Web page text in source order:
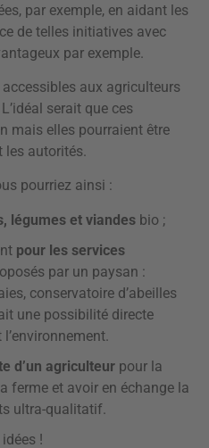
par exemple, en aidant les
de telles initiatives avec
par exemple.
aux agriculteurs
serait que ces
mais elles pourraient être
les autorités.
pourriez ainsi :
légumes et viandes bio ;
pour les services
par un paysan :
conservatoire d’abeilles
une possibilité directe
d’un agriculteur pour la
ferme et avoir en échange la
ultra-qualitatif.
!